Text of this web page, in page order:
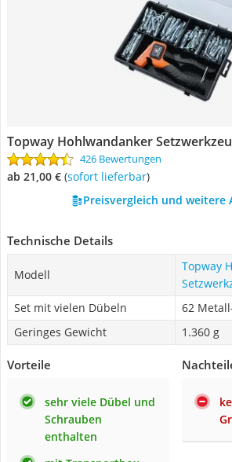
Topway Hohlwandanker
426 Bewertungen
ab 21,00 € ( Sofort lieferbar)
Preisvergleich und weitere
Technische Details
Modell
Topway
Set mit vielen Dübeln
62
Geringes Gewicht
1.360 g
Vorteile
sehr viele Dübel und
Schrauben
enthalten